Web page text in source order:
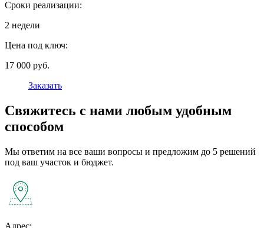
Сроки реализации:
2 недели
Цена под ключ:
17 000 руб.
Заказать
Свяжитесь с нами любым удобным
способом
Мы ответим на все ваши вопросы и предложим до 5 решений
под ваш участок и бюджет.